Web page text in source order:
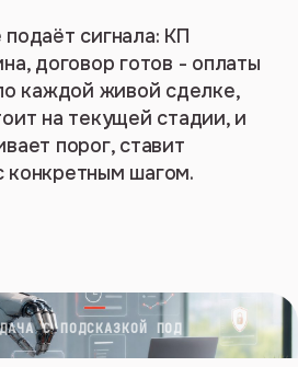
сигнала: КП
договор готов - оплаты
каждой живой сделке,
на текущей стадии, и
порог, ставит
конкретным шагом.
С ПОДСКАЗКОЙ ПОД